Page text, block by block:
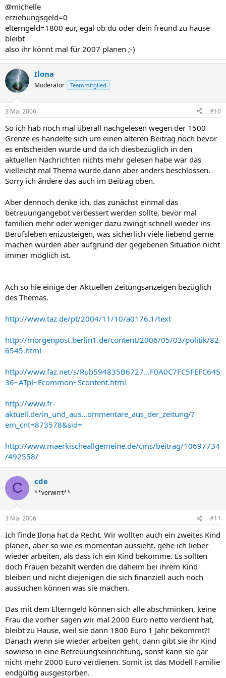
@michelle
erziehungsgeld=0
elterngeld=1800 eur, egal ob du oder dein freund zu hause
bleibt
also ihr könnt mal für 2007 planen ;-)
Ilona
Moderator Teammitglied
3 Mai 2006 #10
So ich hab noch mal überall nachgelesen wegen der 1500
Grenze es handelte sich um einen älteren Beitrag noch bevor
es entscheiden wurde und da ich diesbezüglich in den
aktuellen Nachrichten nichts mehr gelesen habe war das
vielleicht mal Thema wurde dann aber anders beschlossen.
Sorry ich ändere das auch im Beitrag oben.
Aber dennoch denke ich, das zunächst einmal das
betreuungangebot verbessert werden sollte, bevor mal
familien mehr oder weniger dazu zwingt schnell wieder ins
Berufsleben enizusteigen, was sicherlich viele liebend gerne
machen würden aber aufgrund der gegebenen Situation nicht
immer möglich ist.
Ach so hie einige der Aktuellen Zeitungsanzeigen bezüglich
des Themas.
http://www.taz.de/pt/2004/11/10/a0176.1/text
http://morgenpost.berlin1.de/content/2006/05/03/politik/82
6545.html
http://www.faz.net/s/Rub594835B6727...F0A0C7FC5FEFC645
36~ATpl~Ecommon~Scontent.html
http://www.fr-
aktuell.de/in_und_aus...ommentare_aus_der_zeitung/?
em_cnt=873578&sid=
http://www.maerkischeallgemeine.de/cms/beitrag/10697734
/492558/
C cde
**verwirrt**
3 Mai 2006 #11
Ich finde Ilona hat da Recht. Wir wollten auch ein zweites Kind
planen, aber so wie es momentan aussieht, gehe ich lieber
wieder arbeiten, als dass ich ein Kind bekomme. Es sollten
doch Frauen bezahlt werden die daheim bei ihrem Kind
bleiben und nicht diejenigen die sich finanziell auch noch
aussuchen können was sie machen.
Das mit dem Elterngeld können sich alle abschminken, keine
Frau die vorher sagen wir mal 2000 Euro netto verdient hat,
bleibt zu Hause, weil sie dann 1800 Euro 1 Jahr bekommt?!
Danach wenn sie wieder arbeiten geht, dann gibt sie ihr Kind
sowieso in eine Betreuungseinrichtung, sonst kann sie gar
nicht mehr 2000 Euro verdienen. Somit ist das Modell Familie
endgültig ausgestorben.